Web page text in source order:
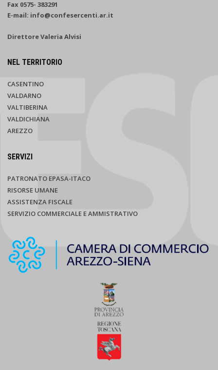
Fax 0575- 383291
E-mail: info@confesercenti.ar.it
Direttore Valeria Alvisi
NEL TERRITORIO
CASENTINO
VALDARNO
VALTIBERINA
VALDICHIANA
AREZZO
SERVIZI
PATRONATO EPASA-ITACO
RISORSE UMANE
ASSISTENZA FISCALE
SERVIZIO COMMERCIALE E AMMISTRATIVO